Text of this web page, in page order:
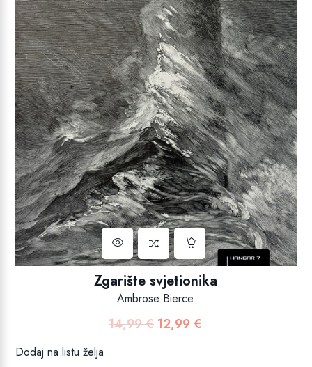
Zgarište svjetionika
Ambrose Bierce
14,99€ Izvorna
12,99 €
Dodaj na listu želja